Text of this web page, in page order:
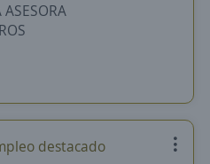
destacado